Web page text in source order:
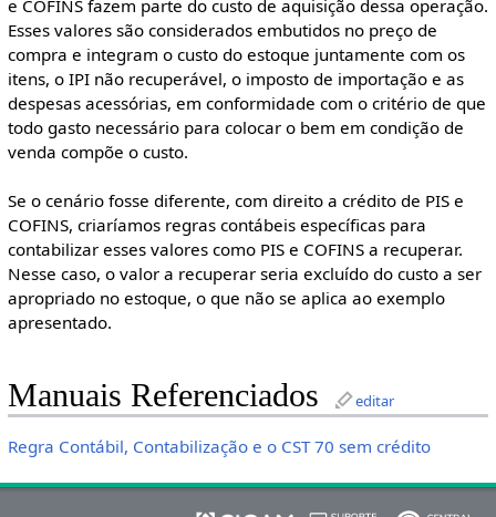
e COFINS fazem parte do custo de aquisição dessa operação.
Esses valores são considerados embutidos no preço de
compra e integram o custo do estoque juntamente com os
itens, o IPI não recuperável, o imposto de importação e as
despesas acessórias, em conformidade com o critério de que
todo gasto necessário para colocar o bem em condição de
venda compõe o custo.
Se o cenário fosse diferente, com direito a crédito de PIS e
COFINS, criaríamos regras contábeis específicas para
contabilizar esses valores como PIS e COFINS a recuperar.
Nesse caso, o valor a recuperar seria excluído do custo a ser
apropriado no estoque, o que não se aplica ao exemplo
apresentado.
Manuais Referenciados editar
Regra Contábil, Contabilização e o CST 70 sem crédito